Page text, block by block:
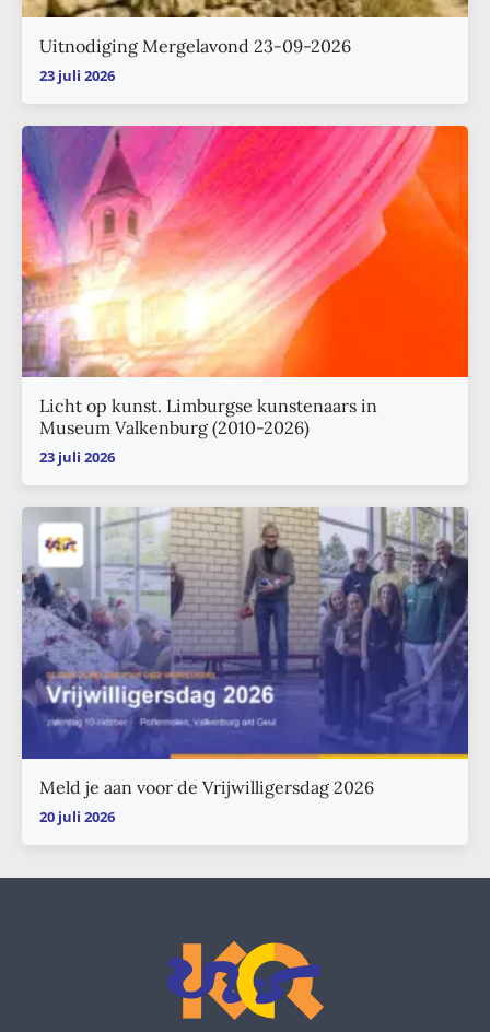
Uitnodiging Mergelavond 23-09-2026
23 juli 2026
Licht op kunst. Limburgse kunstenaars in
Museum Valkenburg (2010-2026)
23 juli 2026
Meld je aan voor de Vrijwilligersdag 2026
20 juli 2026